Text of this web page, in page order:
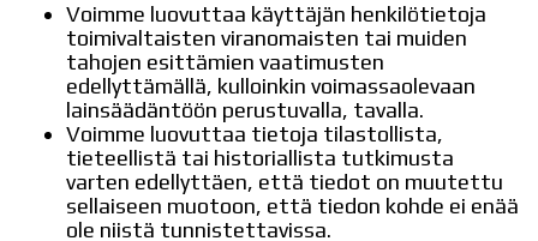
Voimme luovuttaa käyttäjän henkilötietoja
toimivaltaisten viranomaisten tai muiden
tahojen esittämien vaatimusten
edellyttämällä, kulloinkin voimassaolevaan
lainsäädäntöön perustuvalla, tavalla.
Voimme luovuttaa tietoja tilastollista,
tieteellistä tai historiallista tutkimusta
varten edellyttäen, että tiedot on muutettu
sellaiseen muotoon, että tiedon kohde ei enää
ole niistä tunnistettavissa.